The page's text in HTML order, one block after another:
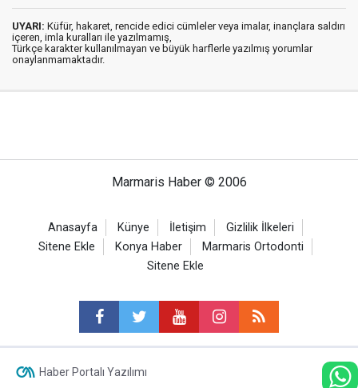
UYARI: Küfür, hakaret, rencide edici cümleler veya imalar, inançlara saldırı
içeren, imla kuralları ile yazılmamış,
Türkçe karakter kullanılmayan ve büyük harflerle yazılmış yorumlar
onaylanmamaktadır.
Marmaris Haber © 2006
Anasayfa Künye İletişim
Gizlilik İlkeleri
Sitene Ekle
Konya Haber
Marmaris Ortodonti
Sitene Ekle
Haber Portalı Yazılımı